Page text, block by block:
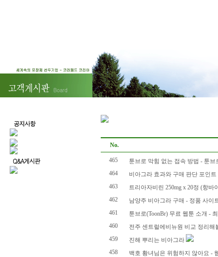
No.
465
툰브로 막힘 없는 접속 방법 - 툰
464
비아그라 효과와 구매 판단 포인트
463
트리아자비린 250mg x 20정 (항
462
남양주 비아그라 구매 - 정품 사이
461
툰브로(ToonBr) 무료 웹툰 소개 -
460
전주 센트럴에비뉴원 비교 정리해
459
진해 뿌리는 비아그라
458
백호 황녀님은 위험하지 않아요 -